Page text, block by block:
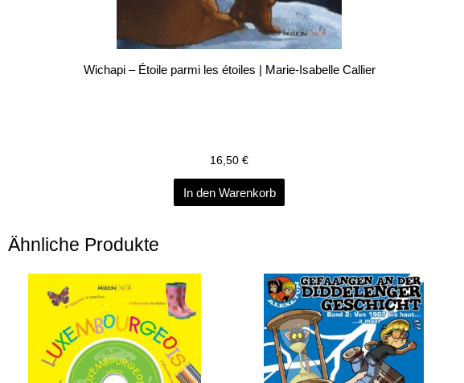
Wichapi – Étoile parmi les étoiles | Marie-Isabelle Callier
16,50 €
In den Warenkorb
Ähnliche Produkte